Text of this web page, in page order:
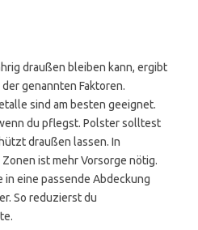
draußen bleiben kann, ergibt
genannten Faktoren.
sind am besten geeignet.
du pflegst. Polster solltest
draußen lassen. In
ist mehr Vorsorge nötig.
in eine passende Abdeckung
So reduzierst du